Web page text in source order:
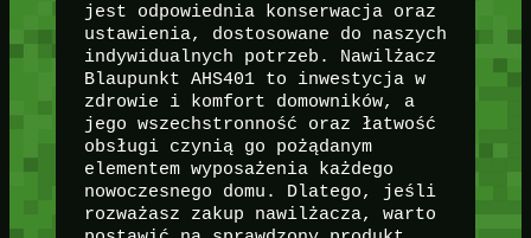
jest odpowiednia konserwacja oraz
ustawienia, dostosowane do naszych
indywidualnych potrzeb. Nawilżacz
Blaupunkt AHS401 to inwestycja w
zdrowie i komfort domowników, a
jego wszechstronność oraz łatwość
obsługi czynią go pożądanym
elementem wyposażenia każdego
nowoczesnego domu. Dlatego, jeśli
rozważasz zakup nawilżacza, warto